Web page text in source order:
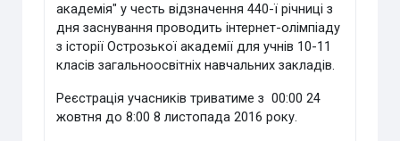
академія" у честь відзначення 440-ї річниці з
дня заснування проводить інтернет-олімпіаду
з історії Острозької академії для учнів 10-11
класів загальноосвітніх навчальних закладів.
Реєстрація учасників триватиме з 00:00 24
жовтня до 8:00 8 листопада 2016 року.